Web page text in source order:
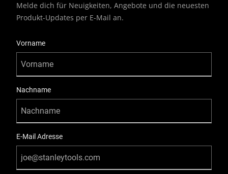
Melde dich für Neuigkeiten, Angebote und die neuesten
Produkt-Updates per E-Mail an.
Vorname
Nachname
E-Mail Adresse